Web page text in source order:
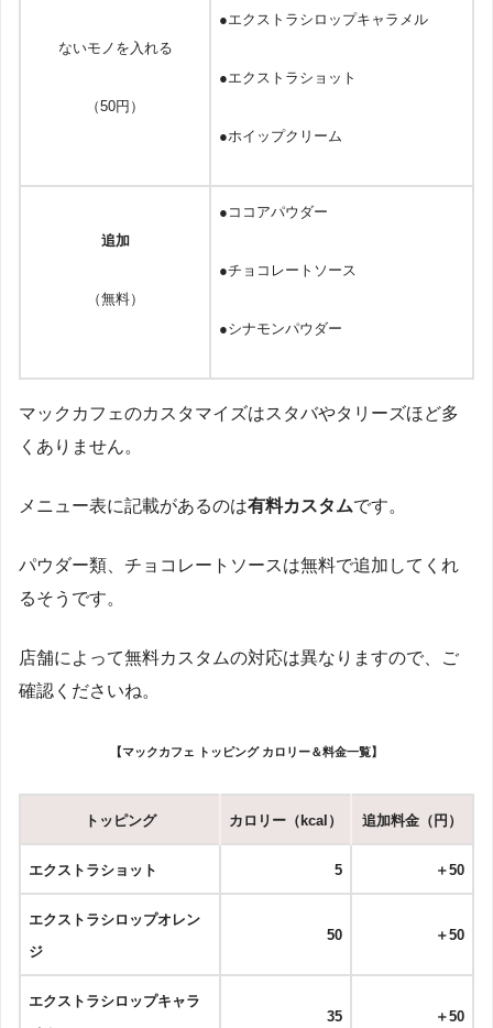
ないモノを入れる
（50円）
●エクストラシロップキャラメル
●エクストラショット
●ホイップクリーム
追加
（無料）
●ココアパウダー
●チョコレートソース
●シナモンパウダー
マックカフェのカスタマイズはスタバやタリーズほど多
くありません。
メニュー表に記載があるのは有料カスタムです。
パウダー類、チョコレートソースは無料で追加してくれ
るそうです。
店舗によって無料カスタムの対応は異なりますので、ご
確認くださいね。
【マックカフェ トッピング カロリー＆料金一覧】
トッピング カロリー（kcal） 追加料金（円）
エクストラショット 5 ＋50
エクストラシロップオレン
ジ
50 ＋50
エクストラシロップキャラ
35 ＋50